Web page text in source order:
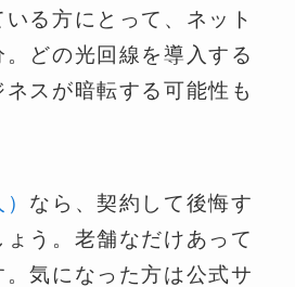
る方にとって、ネット
どの光回線を導入する
スが暗転する可能性も
なら、契約して後悔す
う。老舗なだけあって
気になった方は公式サ